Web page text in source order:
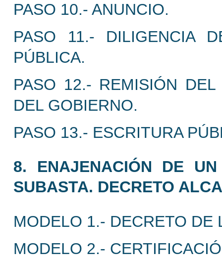
PASO 10.- ANUNCIO.
PASO 11.- DILIGENCIA
PÚBLICA.
PASO 12.- REMISIÓN
DEL GOBIERNO.
PASO 13.- ESCRITURA
8. ENAJENACIÓN DE
SUBASTA. DECRETO
MODELO 1.- DECRETO DE
MODELO 2.-